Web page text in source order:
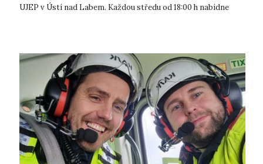
UJEP v Ústí nad Labem. Každou středu od 18:00 h nabídne